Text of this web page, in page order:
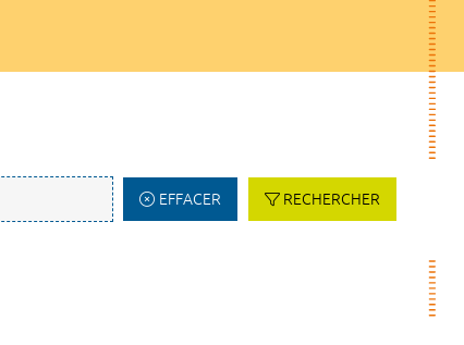
EFFACER RECHERCHER